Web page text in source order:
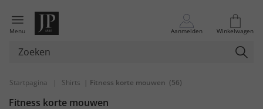
Menu Aanmelden Winkelwagen
Startpagina | Shirts | Fitness korte mouwen (56)
Fitness korte mouwen